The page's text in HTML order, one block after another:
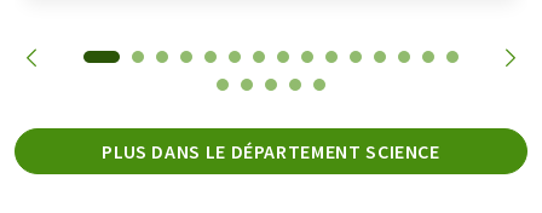
PLUS DANS LE DÉPARTEMENT SCIENCE